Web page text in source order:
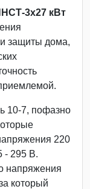
3х27 кВт
защиты дома,
10-7, пофазно
220
- 295 В.
напряжения
который